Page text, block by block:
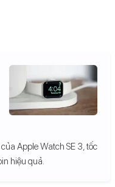
Apple Watch SE 3, tốc
hiệu quả.